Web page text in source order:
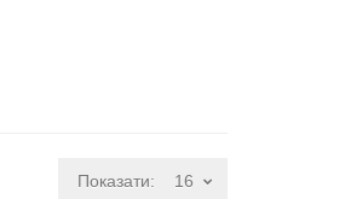
Показати: 16